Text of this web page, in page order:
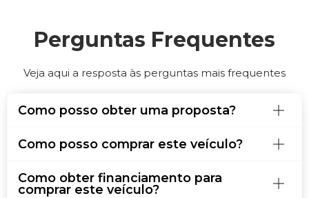
Perguntas Frequentes
Veja aqui a resposta às perguntas mais frequentes
Como posso obter uma proposta?
Como posso comprar este veículo?
Como obter financiamento para
comprar este veículo?